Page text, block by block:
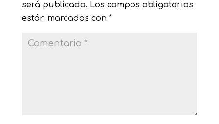
será publicada. Los campos obligatorios
están marcados con *